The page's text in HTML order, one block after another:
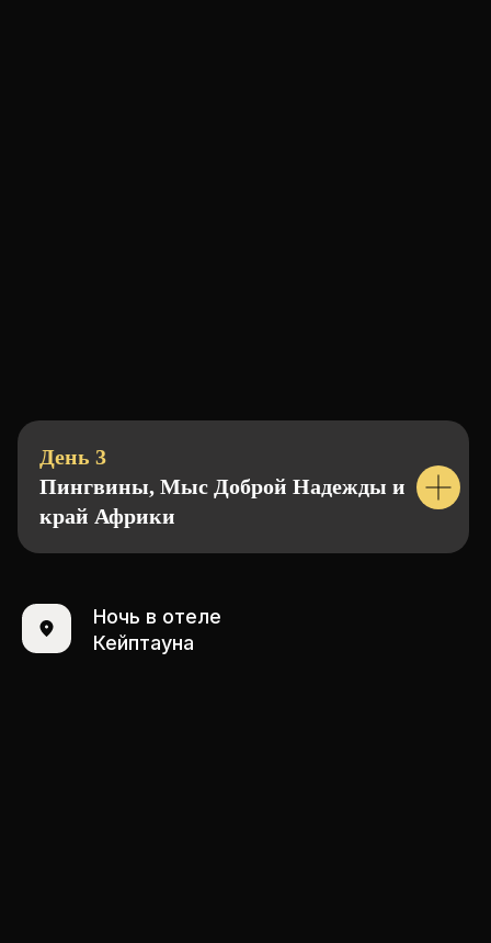
День 3
Пингвины, Мыс Доброй Надежды и
край Африки
Ночь в отеле
Кейптауна